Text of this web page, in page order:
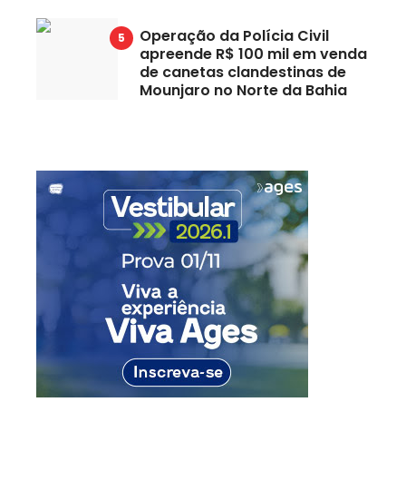
Operação da Polícia Civil
apreende R$ 100 mil em venda
de canetas clandestinas de
Mounjaro no Norte da Bahia